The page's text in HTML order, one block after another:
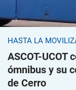
HASTA LA
ASCOT-UCOT
ómnibus y su
de Cerro